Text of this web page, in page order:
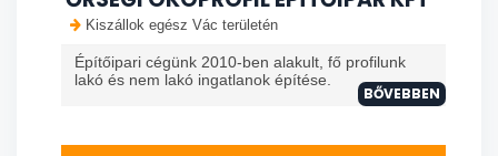
Kiszállok egész Vác területén
Építőipari cégünk 2010-ben alakult, fő profilunk
lakó és nem lakó ingatlanok építése.
BŐVEBBEN